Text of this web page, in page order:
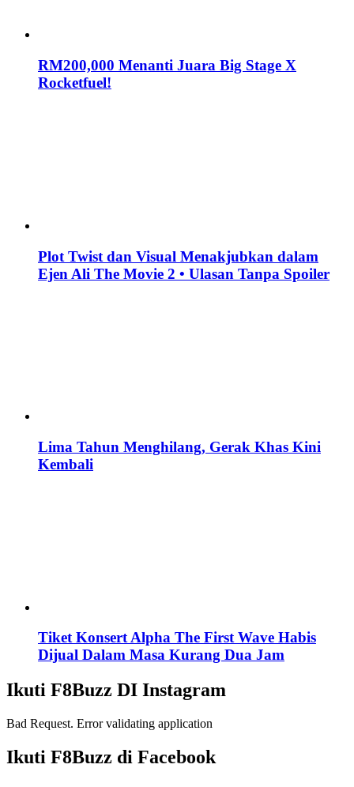
RM200,000 Menanti Juara Big Stage X
Rocketfuel!
Plot Twist dan Visual Menakjubkan dalam
Ejen Ali The Movie 2 • Ulasan Tanpa Spoiler
Lima Tahun Menghilang, Gerak Khas Kini
Kembali
Tiket Konsert Alpha The First Wave Habis
Dijual Dalam Masa Kurang Dua Jam
Ikuti F8Buzz DI Instagram
Bad Request. Error validating application
Ikuti F8Buzz di Facebook